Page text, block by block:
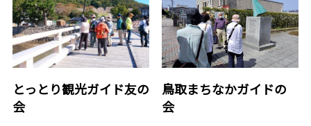
とっとり観光ガイド友の
会
鳥取まちなかガイドの
会